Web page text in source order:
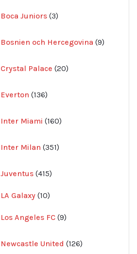
Boca Juniors 3
produkter
Bosnien och Hercegovina 9
produkter
Crystal Palace 20
produkter
Everton 136
produkter
Inter Miami 160
produkter
Inter Milan 351
produkter
Juventus 415
produkter
LA Galaxy 1010
Los Angeles FC 9
produkter
Newcastle United 126
produkter